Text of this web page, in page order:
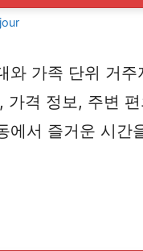
와 가족 단위 거
가격 정보, 주변
에서 즐거운 시